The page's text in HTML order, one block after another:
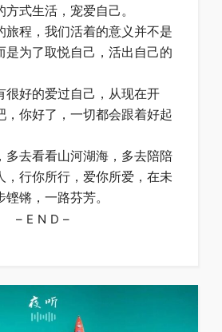
式生活，宠爱自己。
旅程，我们活着的意义并不是
是为了取悦自己，活出自己的
很好的爱过自己，从现在开
，你好了，一切都会跟着好起
多去看看山河湖海，多去陪陪
，行你所行，爱你所爱，在未
锵，一路芬芳。
– E N D –